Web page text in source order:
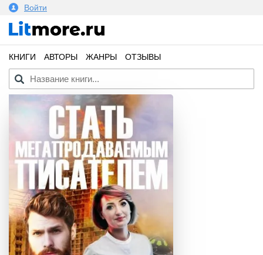
Войти
КНИГИ АВТОРЫ ЖАНРЫ ОТЗЫВЫ